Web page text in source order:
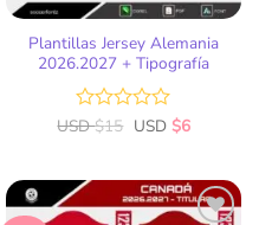
Plantillas Jersey Alemania
2026.2027 + Tipografía
Valorado
de
5
USD$15 USD $6